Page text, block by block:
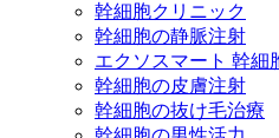
幹細胞クリニック
幹細胞の静脈注射
エクソスマート 幹細
幹細胞の皮膚注射
幹細胞の抜け毛治療